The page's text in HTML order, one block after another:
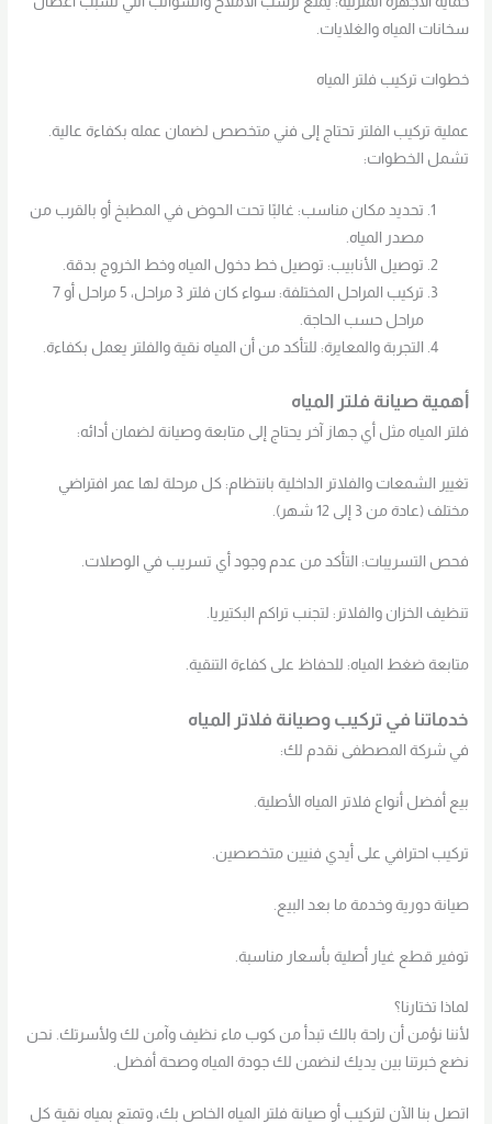
سخانات المياه والغلايات.
خطوات تركيب فلتر المياه
عملية تركيب الفلتر تحتاج إلى فني متخصص لضمان عمله بكفاءة عالية.
تشمل الخطوات:
تحديد مكان مناسب: غالبًا تحت الحوض في المطبخ أو بالقرب من
مصدر المياه.
توصيل الأنابيب: توصيل خط دخول المياه وخط الخروج بدقة.
تركيب المراحل المختلفة: سواء كان فلتر 3 مراحل، 5 مراحل أو 7
مراحل حسب الحاجة.
التجربة والمعايرة: للتأكد من أن المياه نقية والفلتر يعمل بكفاءة.
أهمية صيانة فلتر المياه
فلتر المياه مثل أي جهاز آخر يحتاج إلى متابعة وصيانة لضمان أدائه:
تغيير الشمعات والفلاتر الداخلية بانتظام: كل مرحلة لها عمر افتراضي
مختلف (عادة من 3 إلى 12 شهر).
فحص التسريبات: التأكد من عدم وجود أي تسريب في الوصلات.
تنظيف الخزان والفلاتر: لتجنب تراكم البكتيريا.
متابعة ضغط المياه: للحفاظ على كفاءة التنقية.
خدماتنا في تركيب وصيانة فلاتر المياه
في شركة المصطفى نقدم لك:
بيع أفضل أنواع فلاتر المياه الأصلية.
تركيب احترافي على أيدي فنيين متخصصين.
صيانة دورية وخدمة ما بعد البيع.
توفير قطع غيار أصلية بأسعار مناسبة.
لماذا تختارنا؟
لأننا نؤمن أن راحة بالك تبدأ من كوب ماء نظيف وآمن لك ولأسرتك. نحن
نضع خبرتنا بين يديك لنضمن لك جودة المياه وصحة أفضل.
اتصل بنا الآن لتركيب أو صيانة فلتر المياه الخاص بك، وتمتع بمياه نقية كل